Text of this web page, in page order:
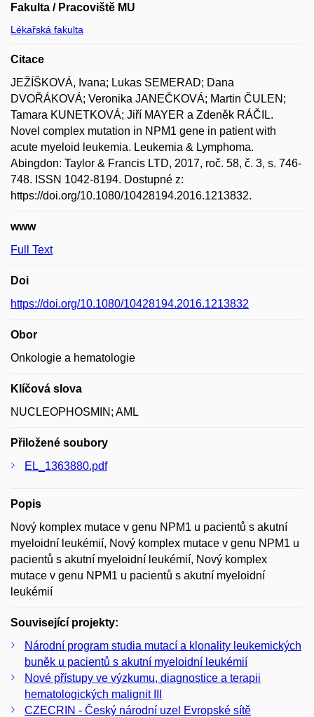
Fakulta / Pracoviště MU
Lékařská fakulta
Citace
JEŽÍŠKOVÁ, Ivana; Lukas SEMERAD; Dana
DVOŘÁKOVÁ; Veronika JANEČKOVÁ; Martin ČULEN;
Tamara KUNETKOVÁ; Jiří MAYER a Zdeněk RÁČIL.
Novel complex mutation in NPM1 gene in patient with
acute myeloid leukemia. Leukemia & Lymphoma.
Abingdon: Taylor & Francis LTD, 2017, roč. 58, č. 3, s. 746-
748. ISSN 1042-8194. Dostupné z:
https://doi.org/10.1080/10428194.2016.1213832.
www
Full Text
Doi
https://doi.org/10.1080/10428194.2016.1213832
Obor
Onkologie a hematologie
Klíčová slova
NUCLEOPHOSMIN; AML
Přiložené soubory
EL_1363880.pdf
Popis
Nový komplex mutace v genu NPM1 u pacientů s akutní
myeloidní leukémií, Nový komplex mutace v genu NPM1 u
pacientů s akutní myeloidní leukémií, Nový komplex
mutace v genu NPM1 u pacientů s akutní myeloidní
leukémií
Související projekty:
Národní program studia mutací a klonality leukemických
buněk u pacientů s akutní myeloidní leukémií
Nové přístupy ve výzkumu, diagnostice a terapii
hematologických malignit III
CZECRIN - Český národní uzel Evropské sítě